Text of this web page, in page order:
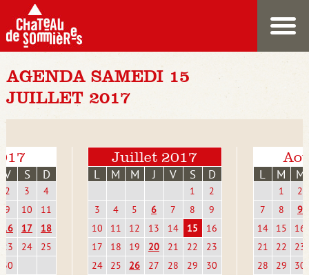
AGENDA SAMEDI 15
JUILLET 2017
V S D
2 3
4
9
10
11
16
17
18
23
24
25
30
Juillet 2017
L M M J V S D
1
2
3
4 5 6 7 8
9
10
11 12 13 14 15
16
17
18 19 20 21 22
23
24
25 26 27 28 29
30
L M M
1
2
7
8
9
14
15
16
21
22
23
28
29 30